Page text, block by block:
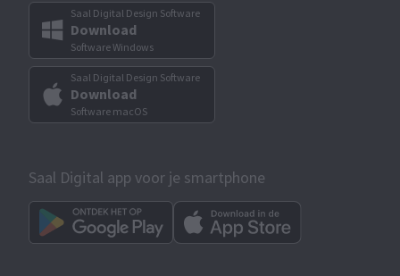
Saal Digital Design Software
Download
Software Windows
Saal Digital Design Software
Download
Software macOS
Saal Digital app voor je smartphone